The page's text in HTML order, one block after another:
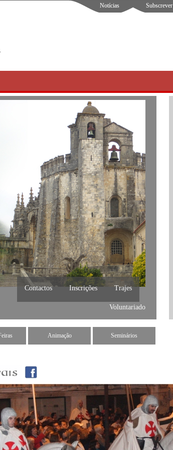
Notícias Subscrever
Contactos Inscrições Trajes
Voluntariado
Animação Seminários